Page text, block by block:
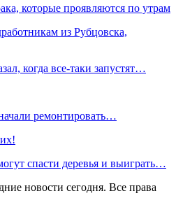
которые проявляются по утрам
из Рубцовска,
когда все-таки запустят…
ремонтировать…
спасти деревья и выиграть…
новости сегодня. Все права